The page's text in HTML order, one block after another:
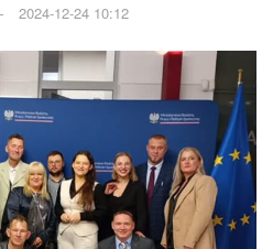
2024-12-24 10:12